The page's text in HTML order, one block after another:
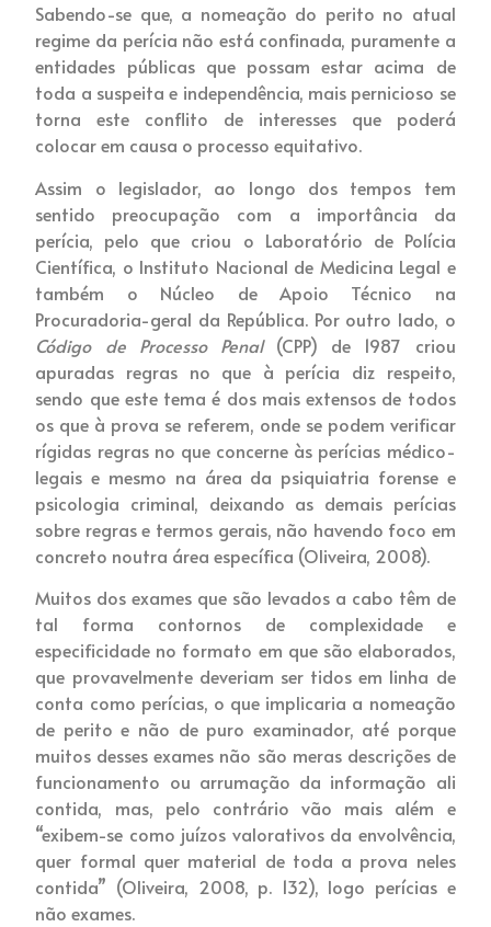
Sabendo-se que, a nomeação do perito no atual
regime da perícia não está confinada, puramente a
entidades públicas que possam estar acima de
toda a suspeita e independência, mais pernicioso se
torna este conflito de interesses que poderá
colocar em causa o processo equitativo.
Assim o legislador, ao longo dos tempos tem
sentido preocupação com a importância da
perícia, pelo que criou o Laboratório de Polícia
Científica, o Instituto Nacional de Medicina Legal e
também o Núcleo de Apoio Técnico na
Procuradoria-geral da República. Por outro lado, o
Código de Processo Penal (CPP) de 1987 criou
apuradas regras no que à perícia diz respeito,
sendo que este tema é dos mais extensos de todos
os que à prova se referem, onde se podem verificar
rígidas regras no que concerne às perícias médico-
legais e mesmo na área da psiquiatria forense e
psicologia criminal, deixando as demais perícias
sobre regras e termos gerais, não havendo foco em
concreto noutra área específica (Oliveira, 2008).
Muitos dos exames que são levados a cabo têm de
tal forma contornos de complexidade e
especificidade no formato em que são elaborados,
que provavelmente deveriam ser tidos em linha de
conta como perícias, o que implicaria a nomeação
de perito e não de puro examinador, até porque
muitos desses exames não são meras descrições de
funcionamento ou arrumação da informação ali
contida, mas, pelo contrário vão mais além e
“exibem-se como juízos valorativos da envolvência,
quer formal quer material de toda a prova neles
contida” (Oliveira, 2008, p. 132), logo perícias e
não exames.